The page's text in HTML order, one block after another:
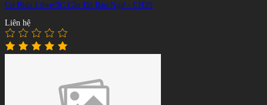
Cơ Bida Libre/3C Cẩn Đá Bào Ngư - CH29
Liên hệ